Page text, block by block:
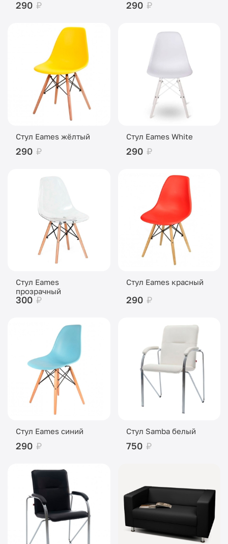
290 ₽ 290 ₽
Стул Eames жёлтый
290 ₽
Стул Eames White
290 ₽
Стул Eames
прозрачный
300 ₽
Стул Eames красный
290 ₽
Стул Eames синий
290 ₽
Стул Samba белый
750 ₽